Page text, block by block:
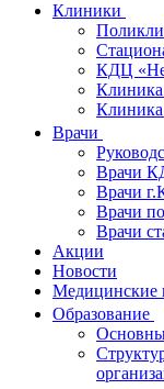
Клиники
КДЦ
Врачи
Врачи
Врачи
Врачи
Врачи
Акции
Новости
Медицинские
Образование